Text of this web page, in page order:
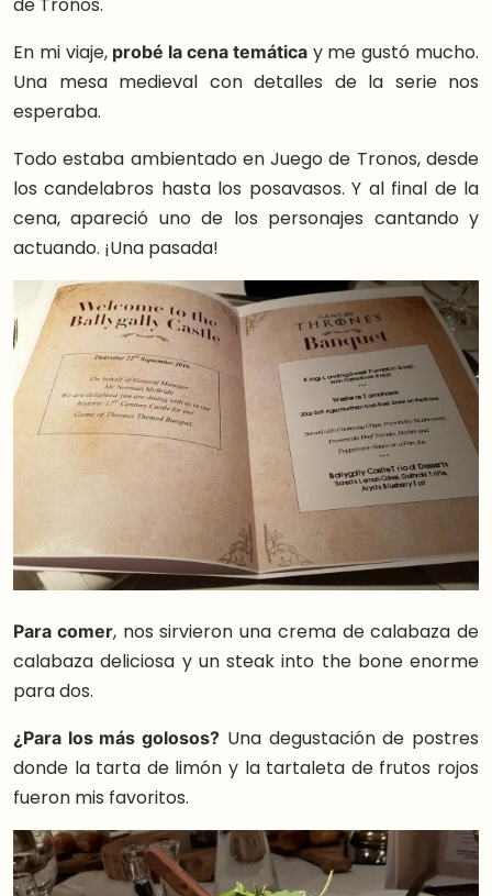
En mi viaje, probé la cena temáticay me gustó mucho.
Una mesa medieval con detalles de la serie nos
esperaba.
Todo estaba ambientado en Juego de Tronos, desde
los candelabros hasta los posavasos. Y al final de la
cena, apareció uno de los personajes cantando y
actuando. ¡Una pasada!
Para comer, nos sirvieron una crema de calabaza de
calabaza deliciosa y un steak into the bone enorme
para dos.
¿Para los más golosos? Una degustación de postres
donde la tarta de limón y la tartaleta de frutos rojos
fueron mis favoritos.